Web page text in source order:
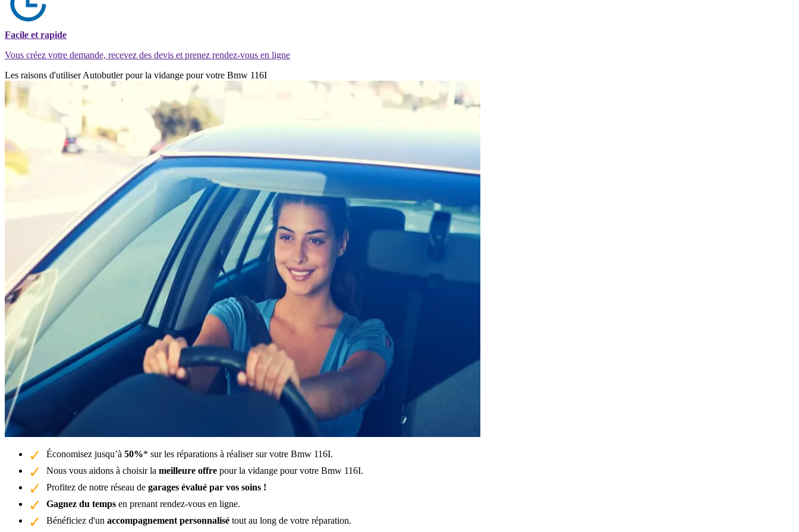
Facile et rapide
Vous créez votre demande, recevez des devis et prenez rendez-vous en ligne
Les raisons d'utiliser Autobutler pour la vidange pour votre Bmw 116I
Économisez jusqu’à 50%* sur les réparations à réaliser sur votre Bmw 116I.
Nous vous aidons à choisir la meilleure offre pour la vidange pour votre Bmw 116I.
Profitez de notre réseau de garages évalué par vos soins !
Gagnez du temps en prenant rendez-vous en ligne.
Bénéficiez d'un accompagnement personnalisé tout au long de votre réparation.